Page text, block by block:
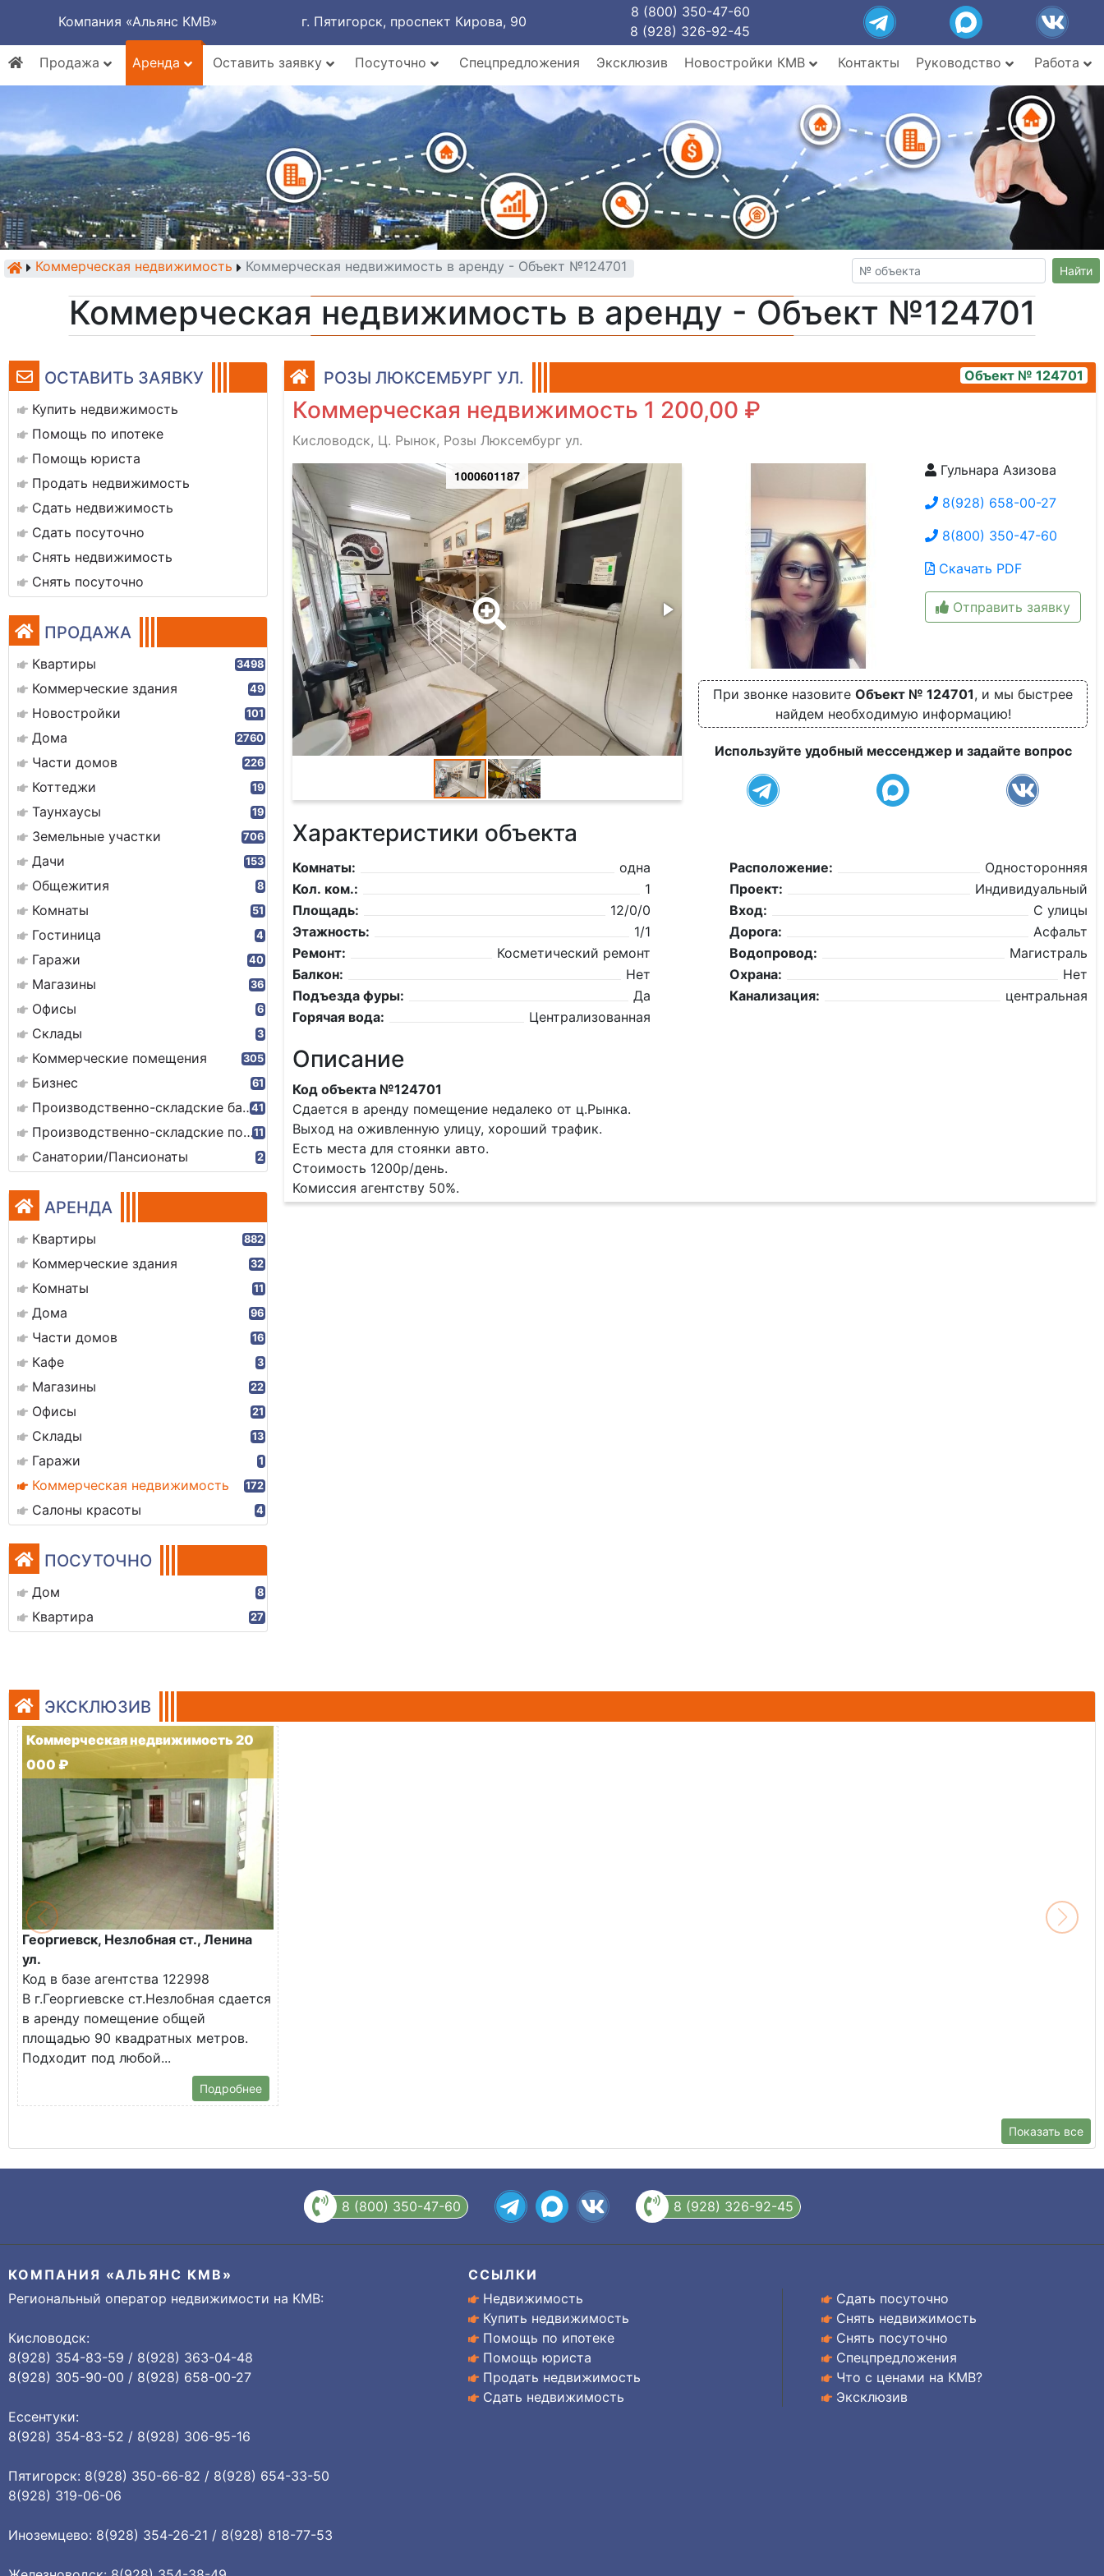
Компания «Альянс КМВ» г. Пятигорск, проспект Кирова, 90
8 (800) 350-47-60
8 (928) 326-92-45
Продажа
Аренда Оставить заявку Посуточно Спецпредложения Эксклюзив Новостройки КМВ Контакты Руководство Работа
Коммерческая недвижимость Коммерческая недвижимость в аренду - Объект №124701 Найти
Коммерческая недвижимость в аренду - Объект №124701
ОСТАВИТЬ ЗАЯВКУ
Купить недвижимость
Помощь по ипотеке
Помощь юриста
Продать недвижимость
Сдать недвижимость
Сдать посуточно
Снять недвижимость
Снять посуточно
ПРОДАЖА
Квартиры 3498
Коммерческие здания 49
Новостройки 101
Дома 2760
Части домов 226
Коттеджи 19
Таунхаусы 19
Земельные участки 706
Дачи 153
Общежития 8
Комнаты 51
Гостиница 4
Гаражи 40
Магазины 36
Офисы 6
Склады 3
Коммерческие помещения 305
Бизнес 61
Производственно-складские базы41
Производственно-складские помещения11
Санатории/Пансионаты 2
АРЕНДА
Квартиры 882
Коммерческие здания 32
Комнаты 11
Дома 96
Части домов 16
Кафе 3
Магазины 22
Офисы 21
Склады 13
Гаражи 1
Коммерческая недвижимость 172
Салоны красоты 4
ПОСУТОЧНО
Дом 8
Квартира 27
РОЗЫ ЛЮКСЕМБУРГ УЛ. Объект № 124701
Коммерческая недвижимость 1 200,00 ₽
Кисловодск, Ц. Рынок, Розы Люксембург ул.
1000601187
Гульнара Азизова
8(928) 658-00-27
8(800) 350-47-60
Скачать PDF
Отправить заявку
При звонке назовите Объект № 124701, и мы быстрее
найдем необходимую информацию!
Используйте удобный мессенджер и задайте вопрос
Характеристики объекта
Комнаты:
одна
Кол. ком.:
1
Площадь:
12/0/0
Этажность:
1/1
Ремонт:
Косметический ремонт
Балкон:
Нет
Подъезда фуры:
Да
Горячая вода:
Централизованная
Расположение:
Односторонняя
Проект:
Индивидуальный
Вход:
С улицы
Дорога:
Асфальт
Водопровод:
Магистраль
Охрана:
Нет
Канализация:
центральная
Описание
Код объекта №124701
Сдается в аренду помещение недалеко от ц.Рынка.
Выход на оживленную улицу, хороший трафик.
Есть места для стоянки авто.
Стоимость 1200р/день.
Комиссия агентству 50%.
ЭКСКЛЮЗИВ
Коммерческая недвижимость 20
000 ₽
Георгиевск, Незлобная ст., Ленина
ул.
Код в базе агентства 122998
В г.Георгиевске ст.Незлобная сдается
в аренду помещение общей
площадью 90 квадратных метров.
Подходит под любой...
Подробнее
Показать все
8 (800) 350-47-60 8 (928) 326-92-45
КОМПАНИЯ «АЛЬЯНС КМВ»
Региональный оператор недвижимости на КМВ:
Кисловодск:
8(928) 354-83-59 / 8(928) 363-04-48
8(928) 305-90-00 / 8(928) 658-00-27
Ессентуки:
8(928) 354-83-52 / 8(928) 306-95-16
Пятигорск: 8(928) 350-66-82 / 8(928) 654-33-50
8(928) 319-06-06
Иноземцево: 8(928) 354-26-21 / 8(928) 818-77-53
ССЫЛКИ
Недвижимость
Купить недвижимость
Помощь по ипотеке
Помощь юриста
Продать недвижимость
Сдать недвижимость
Сдать посуточно
Снять недвижимость
Снять посуточно
Спецпредложения
Что с ценами на КМВ?
Эксклюзив